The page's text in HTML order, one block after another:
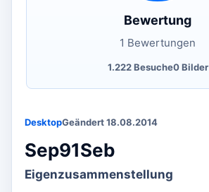
DesktopGeändert 18.08.2014
Sep91Seb
Eigenzusammenstellung
Bewertung
1 Bewertungen
1.222 Besuche0 Bilder